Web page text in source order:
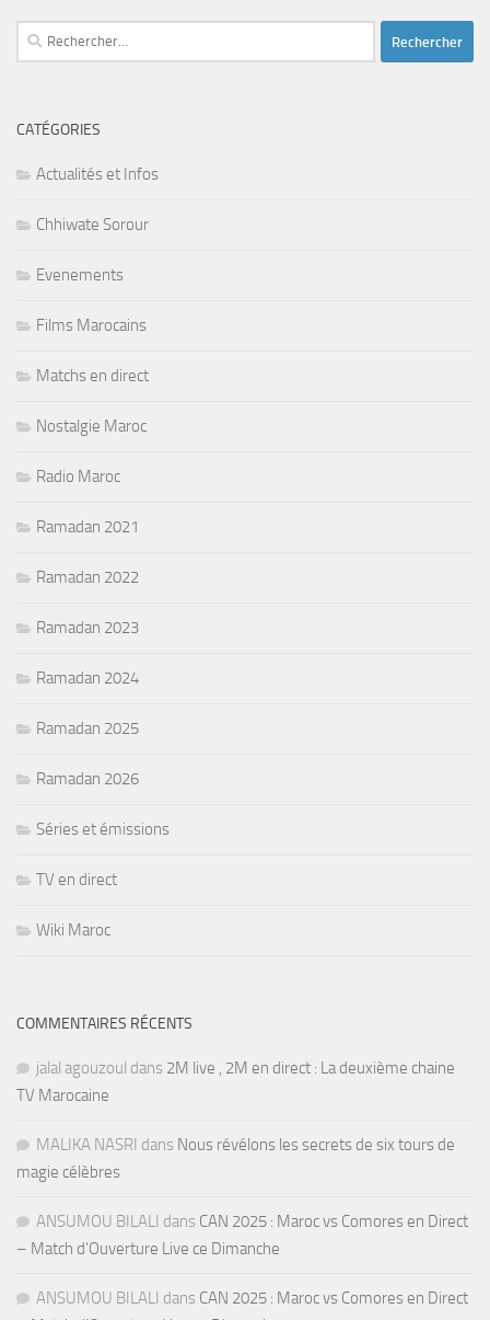
Rechercher :
CATÉGORIES
Actualités et Infos
Chhiwate Sorour
Evenements
Films Marocains
Matchs en direct
Nostalgie Maroc
Radio Maroc
Ramadan 2021
Ramadan 2022
Ramadan 2023
Ramadan 2024
Ramadan 2025
Ramadan 2026
Séries et émissions
TV en direct
Wiki Maroc
COMMENTAIRES RÉCENTS
jalal agouzoul dans 2M live , 2M en direct : La deuxième chaine
TV Marocaine
MALIKA NASRI dans Nous révélons les secrets de six tours de
magie célèbres
ANSUMOU BILALI dans CAN 2025 : Maroc vs Comores en Direct
– Match d’Ouverture Live ce Dimanche
ANSUMOU BILALI dans CAN 2025 : Maroc vs Comores en Direct